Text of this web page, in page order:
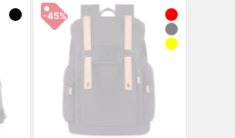
-45%